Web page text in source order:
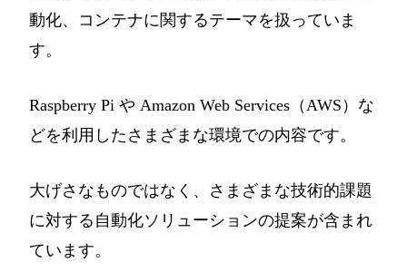
動化、コンテナに関するテーマを扱っていま
す。
Raspberry Pi や Amazon Web Services（AWS）な
どを利用したさまざまな環境での内容です。
大げさなものではなく、さまざまな技術的課題
に対する自動化ソリューションの提案が含まれ
ています。